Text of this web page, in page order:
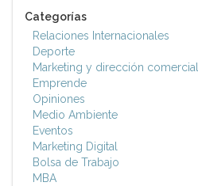
Categorías
Relaciones Internacionales
Deporte
Marketing y dirección comercial
Emprende
Opiniones
Medio Ambiente
Eventos
Marketing Digital
Bolsa de Trabajo
MBA